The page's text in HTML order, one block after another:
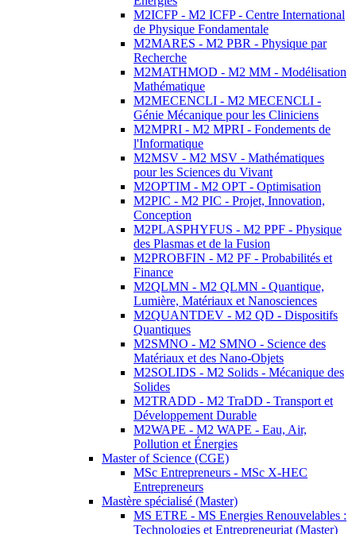
M2ICFP - M2 ICFP - Centre International
de Physique Fondamentale
M2MARES - M2 PBR - Physique par
Recherche
M2MATHMOD - M2 MM - Modélisation
Mathématique
M2MECENCLI - M2 MECENCLI -
Génie Mécanique pour les Cliniciens
M2MPRI - M2 MPRI - Fondements de
l'Informatique
M2MSV - M2 MSV - Mathématiques
pour les Sciences du Vivant
M2OPTIM - M2 OPT - Optimisation
M2PIC - M2 PIC - Projet, Innovation,
Conception
M2PLASPHYFUS - M2 PPF - Physique
des Plasmas et de la Fusion
M2PROBFIN - M2 PF - Probabilités et
Finance
M2QLMN - M2 QLMN - Quantique,
Lumière, Matériaux et Nanosciences
M2QUANTDEV - M2 QD - Dispositifs
Quantiques
M2SMNO - M2 SMNO - Science des
Matériaux et des Nano-Objets
M2SOLIDS - M2 Solids - Mécanique des
Solides
M2TRADD - M2 TraDD - Transport et
Développement Durable
M2WAPE - M2 WAPE - Eau, Air,
Pollution et Énergies
Master of Science (CGE)
MSc Entrepreneurs - MSc X-HEC
Entrepreneurs
Mastère spécialisé (Master)
MS ETRE - MS Energies Renouvelables :
Technologies et Entrepreneuriat (Master)